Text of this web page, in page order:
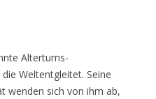
Altertums-
Weltentgleitet. Seine
wenden sich von ihm ab,